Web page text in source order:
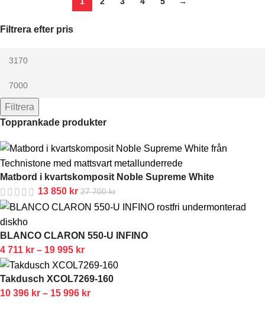
Filtrera efter pris
Filtrera
Topprankade produkter
Matbord i kvartskomposit Noble Supreme White
13 850 kr 27 700kr
BLANCO CLARON 550-U INFINO
4 711 kr – 19 995 kr
Takdusch XCOL7269-160
10 396 kr – 15 996 kr